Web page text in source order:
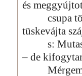
és
csupa
tüskevájta
s:
– de